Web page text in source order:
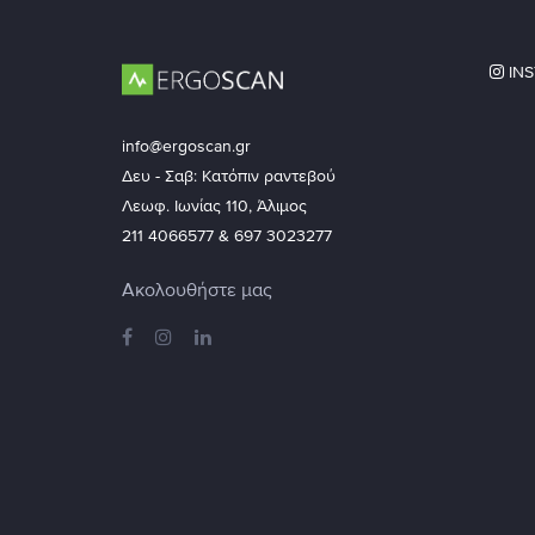
info@ergoscan.gr
Δευ - Σαβ: Κατόπιν ραντεβού
Λεωφ. Ιωνίας 110, Άλιμος
211 4066577 & 697 3023277
Ακολουθήστε μας